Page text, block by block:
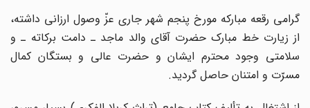
گرامی رقعه مبارکه مورخ پنجم شهر جاری عزّ وصول ارزانی داشته،
از زیارت خط مبارک حضرت آقای والد ماجد ـ دامت برکاته ـ و
سلامتی وجود محترم ایشان و حضرت عالی و بستگان کمال
مسرّت و امتنان حاصل گردید.